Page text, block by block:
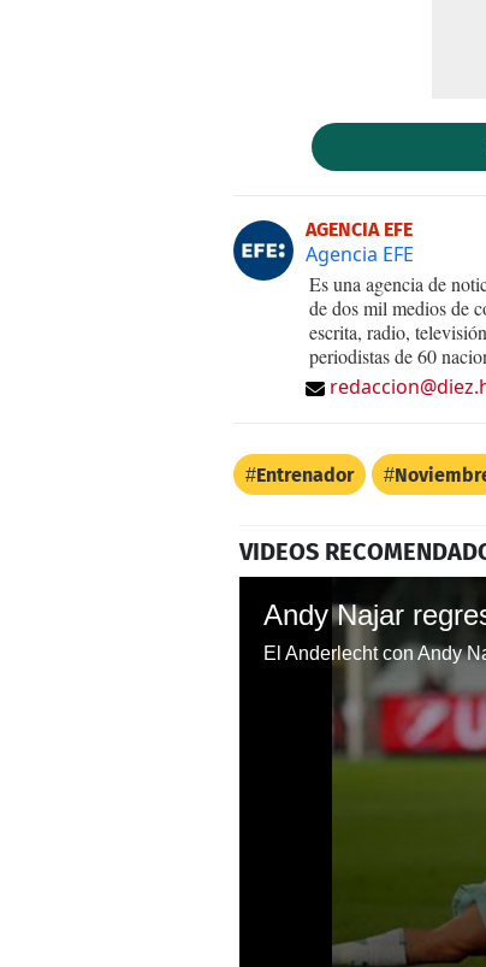
AGENCIA EFE
Agencia EFE
Es una agencia de
de dos mil medios de
escrita, radio,
periodistas de 60
Entrenador
VIDEOS
El Anderlecht con Andy